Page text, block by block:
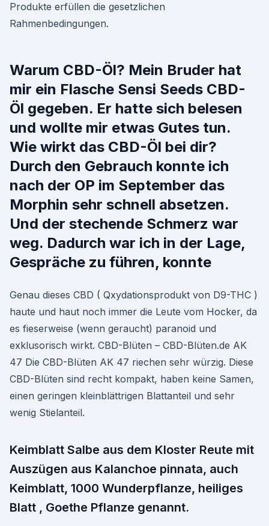
Produkte erfüllen die gesetzlichen
Rahmenbedingungen.
Warum CBD-Öl? Mein Bruder hat
mir ein Flasche Sensi Seeds CBD-
Öl gegeben. Er hatte sich belesen
und wollte mir etwas Gutes tun.
Wie wirkt das CBD-Öl bei dir?
Durch den Gebrauch konnte ich
nach der OP im September das
Morphin sehr schnell absetzen.
Und der stechende Schmerz war
weg. Dadurch war ich in der Lage,
Gespräche zu führen, konnte
Genau dieses CBD ( Qxydationsprodukt von D9-THC )
haute und haut noch immer die Leute vom Hocker, da
es fieserweise (wenn geraucht) paranoid und
exklusorisch wirkt. CBD-Blüten – CBD-Blüten.de AK
47 Die CBD-Blüten AK 47 riechen sehr würzig. Diese
CBD-Blüten sind recht kompakt, haben keine Samen,
einen geringen kleinblättrigen Blattanteil und sehr
wenig Stielanteil.
Keimblatt Salbe aus dem Kloster Reute mit
Auszügen aus Kalanchoe pinnata, auch
Keimblatt, 1000 Wunderpflanze, heiliges
Blatt , Goethe Pflanze genannt.